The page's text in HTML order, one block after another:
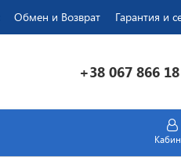
Обмен и Возврат Гарантия и
+38 067 866